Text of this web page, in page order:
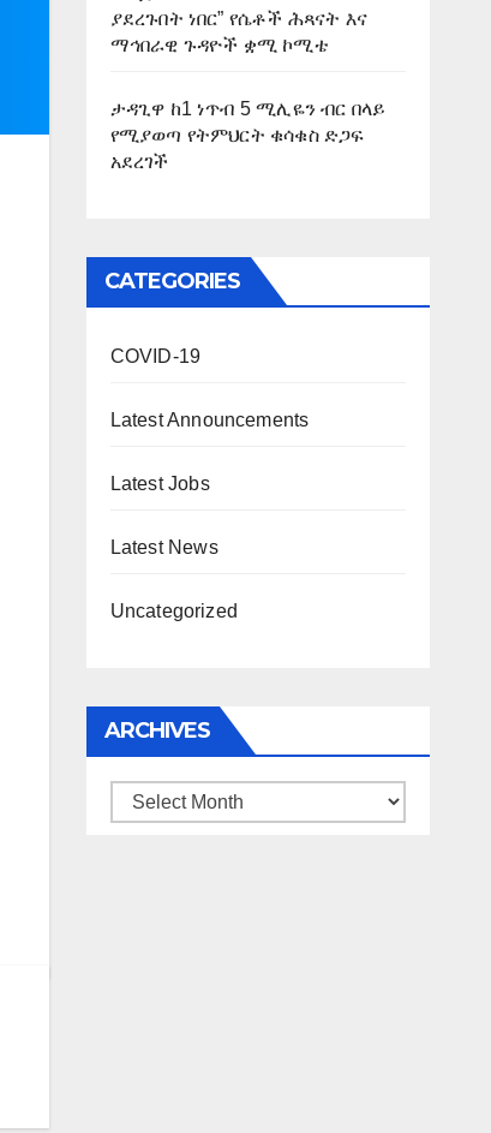
ያደረጉበት ነበር” የሴቶች ሕጻናት እና
ማኅበራዊ ጉዳዮች ቋሚ ኮሚቴ
ታዳጊዋ ከ1 ነጥብ 5 ሚሊዬን ብር በላይ
የሚያወጣ የትምህርት ቁሳቁስ ድጋፍ
አደረገች
CATEGORIES
COVID-19
Latest Announcements
Latest Jobs
Latest News
Uncategorized
ARCHIVES
Archives